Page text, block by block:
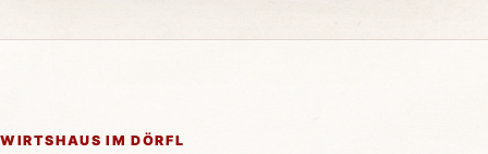
WIRTSHAUS IM DÖRFL